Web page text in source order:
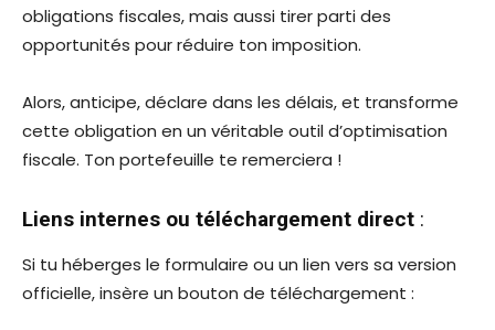
obligations fiscales, mais aussi tirer parti des
opportunités pour réduire ton imposition.
Alors, anticipe, déclare dans les délais, et transforme
cette obligation en un véritable outil d’optimisation
fiscale. Ton portefeuille te remerciera !
Liens internes ou téléchargement direct :
Si tu héberges le formulaire ou un lien vers sa version
officielle, insère un bouton de téléchargement :